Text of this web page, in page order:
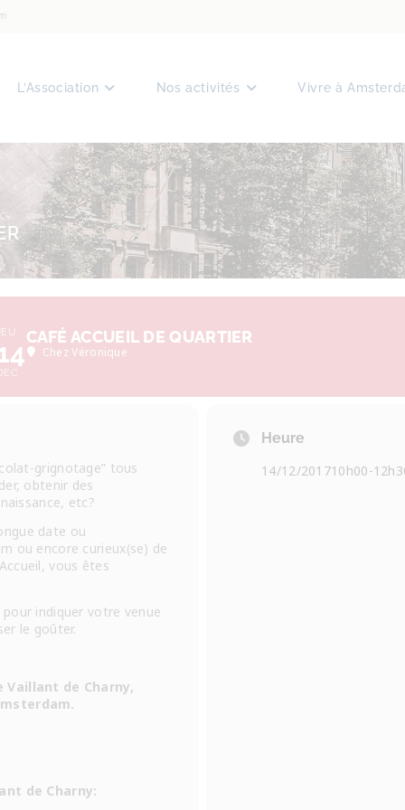
L’Association Nos activités Vivre à
CAFÉ ACCUEIL DE QUARTIER
Chez Véronique
grignotage” tous
obtenir des
etc?
date ou
ou encore curieux(se) de
vous êtes
indiquer votre venue
le goûter.
Vaillant de Charny,
de Charny:
Heure
14/12/201710h00-